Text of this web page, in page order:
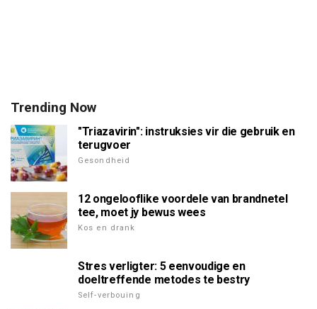
Trending Now
"Triazavirin": instruksies vir die gebruik en
terugvoer
Gesondheid
12 ongelooflike voordele van brandnetel
tee, moet jy bewus wees
Kos en drank
Stres verligter: 5 eenvoudige en
doeltreffende metodes te bestry
Self-verbouing